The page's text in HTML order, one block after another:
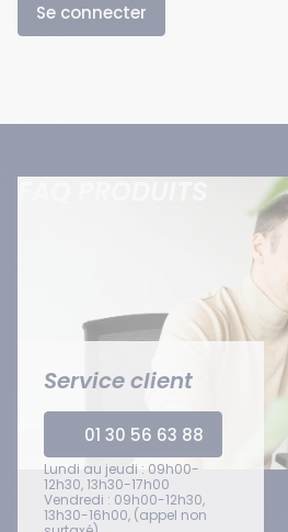
Se connecter
Service client
01 30 56 63 88
Lundi au jeudi : 09h00-
12h30, 13h30-17h00
Vendredi : 09h00-12h30,
13h30-16h00, (appel non